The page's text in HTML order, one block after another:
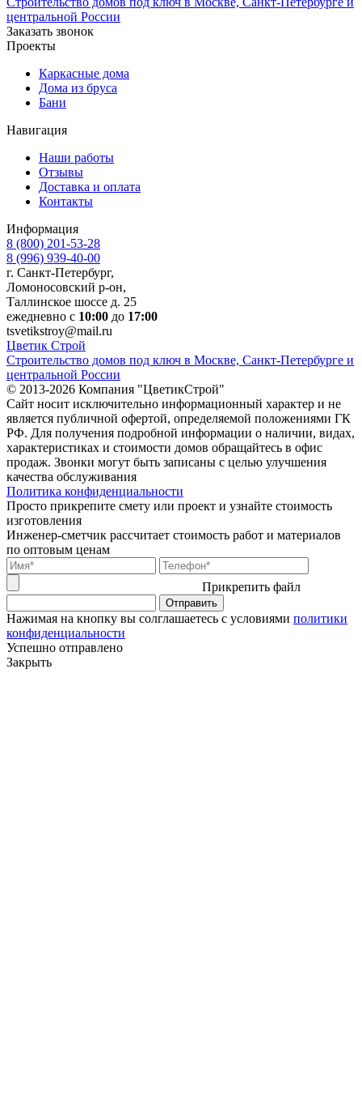
центральной России
Заказать звонок
Проекты
Каркасные дома
Дома из бруса
Бани
Навигация
Наши работы
Отзывы
Доставка и оплата
Контакты
Информация
8 (800) 201-53-28
8 (996) 939-40-00
г. Санкт-Петербург,
Ломоносовский р-он,
Таллинское шоссе д. 25
ежедневно с 10:00 до 17:00
tsvetikstroy@mail.ru
Цветик Строй
Строительство домов под ключ в Москве, Санкт-Петербурге и
центральной России
© 2013-2026 Компания "ЦветикСтрой"
Сайт носит исключительно информационный характер и не
является публичной офертой, определяемой положениями ГК
РФ. Для получения подробной информации о наличии, видах,
характеристиках и стоимости домов обращайтесь в офис
продаж. Звонки могут быть записаны с целью улучшения
качества обслуживания
Политика конфиденциальности
Просто прикрепите смету или проект и узнайте стоимость
изготовления
Инженер-сметчик рассчитает стоимость работ и материалов
по оптовым ценам
Прикрепить файл
Нажимая на кнопку вы солглашаетесь с условиями политики
конфиденциальности
Успешно отправлено
Закрыть